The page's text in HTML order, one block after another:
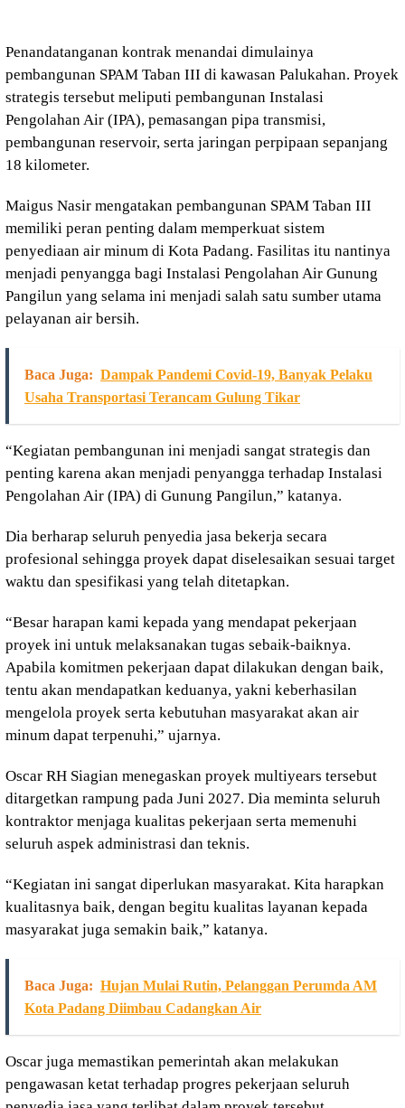
Penandatanganan kontrak menandai dimulainya
pembangunan SPAM Taban III di kawasan Palukahan. Proyek
strategis tersebut meliputi pembangunan Instalasi
Pengolahan Air (IPA), pemasangan pipa transmisi,
pembangunan reservoir, serta jaringan perpipaan sepanjang
18 kilometer.
Maigus Nasir mengatakan pembangunan SPAM Taban III
memiliki peran penting dalam memperkuat sistem
penyediaan air minum di Kota Padang. Fasilitas itu nantinya
menjadi penyangga bagi Instalasi Pengolahan Air Gunung
Pangilun yang selama ini menjadi salah satu sumber utama
pelayanan air bersih.
Baca Juga: Dampak Pandemi Covid-19, Banyak Pelaku
Usaha Transportasi Terancam Gulung Tikar
“Kegiatan pembangunan ini menjadi sangat strategis dan
penting karena akan menjadi penyangga terhadap Instalasi
Pengolahan Air (IPA) di Gunung Pangilun,” katanya.
Dia berharap seluruh penyedia jasa bekerja secara
profesional sehingga proyek dapat diselesaikan sesuai target
waktu dan spesifikasi yang telah ditetapkan.
“Besar harapan kami kepada yang mendapat pekerjaan
proyek ini untuk melaksanakan tugas sebaik-baiknya.
Apabila komitmen pekerjaan dapat dilakukan dengan baik,
tentu akan mendapatkan keduanya, yakni keberhasilan
mengelola proyek serta kebutuhan masyarakat akan air
minum dapat terpenuhi,” ujarnya.
Oscar RH Siagian menegaskan proyek multiyears tersebut
ditargetkan rampung pada Juni 2027. Dia meminta seluruh
kontraktor menjaga kualitas pekerjaan serta memenuhi
seluruh aspek administrasi dan teknis.
“Kegiatan ini sangat diperlukan masyarakat. Kita harapkan
kualitasnya baik, dengan begitu kualitas layanan kepada
masyarakat juga semakin baik,” katanya.
Baca Juga: Hujan Mulai Rutin, Pelanggan Perumda AM
Kota Padang Diimbau Cadangkan Air
Oscar juga memastikan pemerintah akan melakukan
pengawasan ketat terhadap progres pekerjaan seluruh